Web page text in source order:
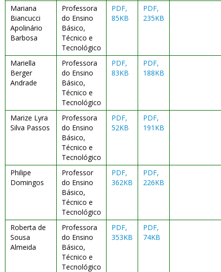
Mariana
Biancucci
Apolinário
Barbosa
Professora
do Ensino
Básico,
Técnico e
Tecnológico
PDF,
85KB
PDF,
235KB
Mariella
Berger
Andrade
Professora
do Ensino
Básico,
Técnico e
Tecnológico
PDF,
83KB
PDF,
188KB
Marize Lyra
Silva Passos
Professora
do Ensino
Básico,
Técnico e
Tecnológico
PDF,
52KB
PDF,
191KB
Philipe
Domingos
Professor
do Ensino
Básico,
Técnico e
Tecnológico
PDF,
362KB
PDF,
226KB
Roberta de
Sousa
Almeida
Professora
do Ensino
Básico,
Técnico e
Tecnológico
PDF,
353KB
PDF,
74KB